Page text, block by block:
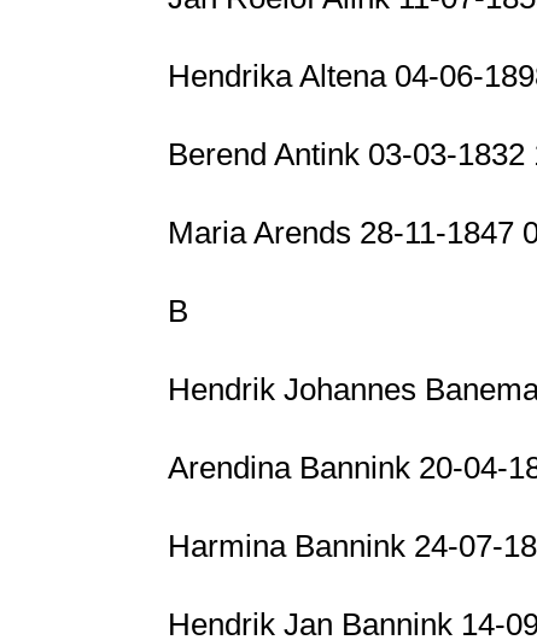
Hendrika Altena 04-06-
Berend Antink 03-03-
Maria Arends 28-11-1847
B
Hendrik Johannes
Arendina Bannink 20-04-
Harmina Bannink 24-07-
Hendrik Jan Bannink 14-